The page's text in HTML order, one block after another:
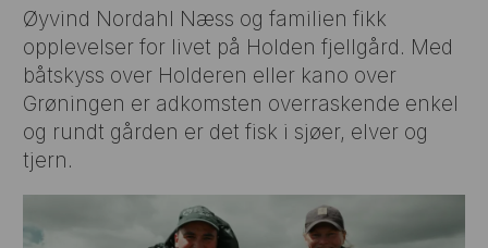
Øyvind Nordahl Næss og familien fikk
opplevelser for livet på Holden fjellgård. Med
båtskyss over Holderen eller kano over
Grøningen er adkomsten overraskende enkel
og rundt gården er det fisk i sjøer, elver og
tjern.